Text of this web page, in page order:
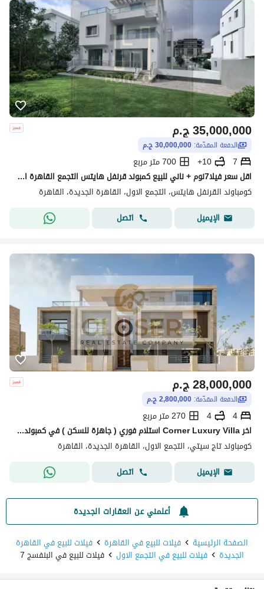
ج.م35,000,000
الدفعة المقدّمة: 30,000,000 ج.م
7
10+
700 متر مربع
اقل سعر فيلا7نوم + ناني للبيع كمبوند قرنفل هايتس التجمع القاهرة الجديدة Villa sale Koronfel Heights New Cairo
كومباوند القرنفل هايتس، التجمع الاول، القاهرة الجديدة، القاهرة
الإيميل
اتصل
ج.م28,000,000
الدفعة المقدّمة: 2,800,000 ج.م
4
4
270 متر مربع
اخر Corner Luxury Villa استلام فوري ( جاهزة للسكن ) في كمبوند تاج سيتي التجمع الاول بخصم مميز علي الكاش
كومباوند تاج سيتي، التجمع الاول، القاهرة الجديدة، القاهرة
الإيميل
اتصل
أعلمني عن العقارات الجديدة
الصفحة الرئيسية
فيلات للبيع في القاهرة فيلات للبيع في القاهرة
الجديدة فيلات للبيع في التجمع الاول فيلات للبيع في البنفسج 7